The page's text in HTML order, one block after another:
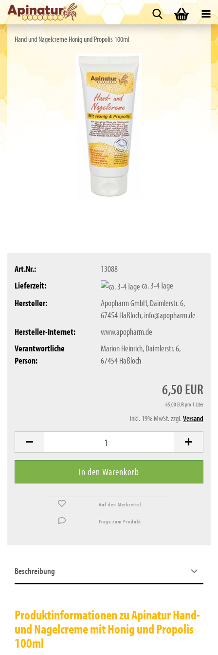
Hand und Nagelcreme Honig und Propolis 100ml
Art.Nr.:
13088
Lieferzeit:
ca. 3-4 Tage
Hersteller:
Apopharm GmbH, Daimlerstr. 6,
67454 Haßloch, info@apopharm.de
Hersteller-Internet:
www.apopharm.de
Verantwortliche
Person:
Marion Heinrich, Daimlerstr. 6,
67454 Haßloch
6,50 EUR
65,00 EUR pro 1 Liter
inkl. 19% MwSt. zzgl.Versand
Auf den Merkzettel
Frage zum Produkt
Beschreibung
Produktinformationen zu Apinatur Hand-
und Nagelcreme mit Honig und Propolis
100ml